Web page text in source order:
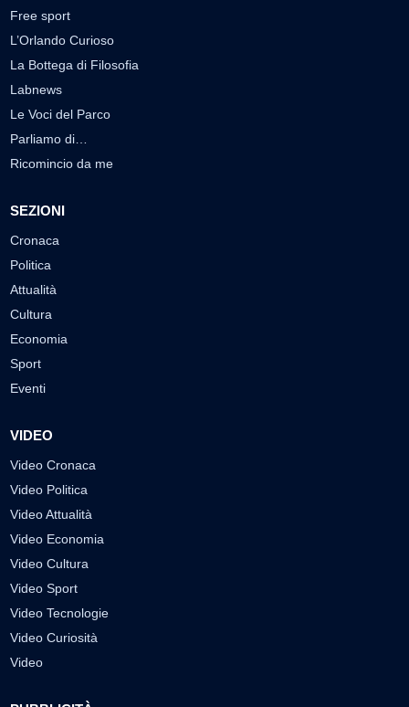
Free sport
L’Orlando Curioso
La Bottega di Filosofia
Labnews
Le Voci del Parco
Parliamo di…
Ricomincio da me
SEZIONI
Cronaca
Politica
Attualità
Cultura
Economia
Sport
Eventi
VIDEO
Video Cronaca
Video Politica
Video Attualità
Video Economia
Video Cultura
Video Sport
Video Tecnologie
Video Curiosità
Video